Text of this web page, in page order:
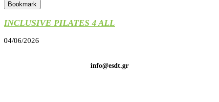
Bookmark
INCLUSIVE PILATES 4 ALL
04/06/2026
info@esdt.gr